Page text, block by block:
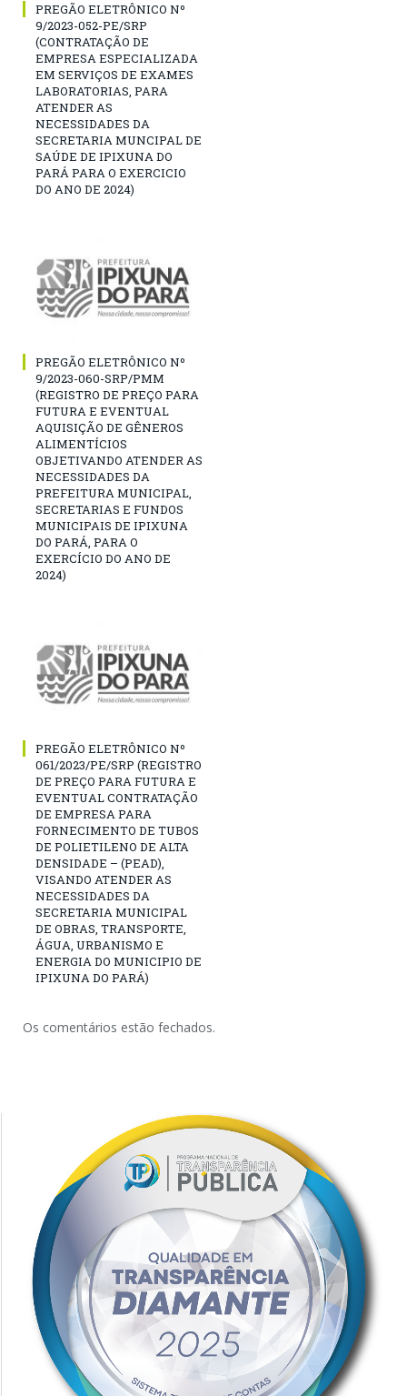
PREGÃO ELETRÔNICO Nº
9/2023-052-PE/SRP
(CONTRATAÇÃO DE
EMPRESA ESPECIALIZADA
EM SERVIÇOS DE EXAMES
LABORATORIAS, PARA
ATENDER AS
NECESSIDADES DA
SECRETARIA MUNCIPAL DE
SAÚDE DE IPIXUNA DO
PARÁ PARA O EXERCICIO
DO ANO DE 2024)
PREGÃO ELETRÔNICO Nº
9/2023-060-SRP/PMM
(REGISTRO DE PREÇO PARA
FUTURA E EVENTUAL
AQUISIÇÃO DE GÊNEROS
ALIMENTÍCIOS
OBJETIVANDO ATENDER AS
NECESSIDADES DA
PREFEITURA MUNICIPAL,
SECRETARIAS E FUNDOS
MUNICIPAIS DE IPIXUNA
DO PARÁ, PARA O
EXERCÍCIO DO ANO DE
2024)
PREGÃO ELETRÔNICO Nº
061/2023/PE/SRP (REGISTRO
DE PREÇO PARA FUTURA E
EVENTUAL CONTRATAÇÃO
DE EMPRESA PARA
FORNECIMENTO DE TUBOS
DE POLIETILENO DE ALTA
DENSIDADE – (PEAD),
VISANDO ATENDER AS
NECESSIDADES DA
SECRETARIA MUNICIPAL
DE OBRAS, TRANSPORTE,
ÁGUA, URBANISMO E
ENERGIA DO MUNICIPIO DE
IPIXUNA DO PARÁ)
Os comentários estão fechados.